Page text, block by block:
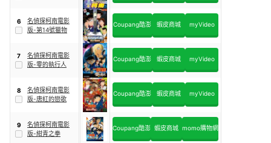
6
名偵探柯南電影
版-第14號獵物
Coupang酷澎 蝦皮商城 myVideo
7
名偵探柯南電影
版-零的執行人
Coupang酷澎 蝦皮商城 myVideo
8
名偵探柯南電影
版-唐紅的戀歌
Coupang酷澎 蝦皮商城 myVideo
9
名偵探柯南電影
版-紺青之拳
Coupang酷澎 蝦皮商城 momo購物網